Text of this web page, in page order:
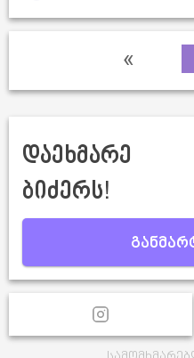
«
დაეხმარე
ბიძერს!